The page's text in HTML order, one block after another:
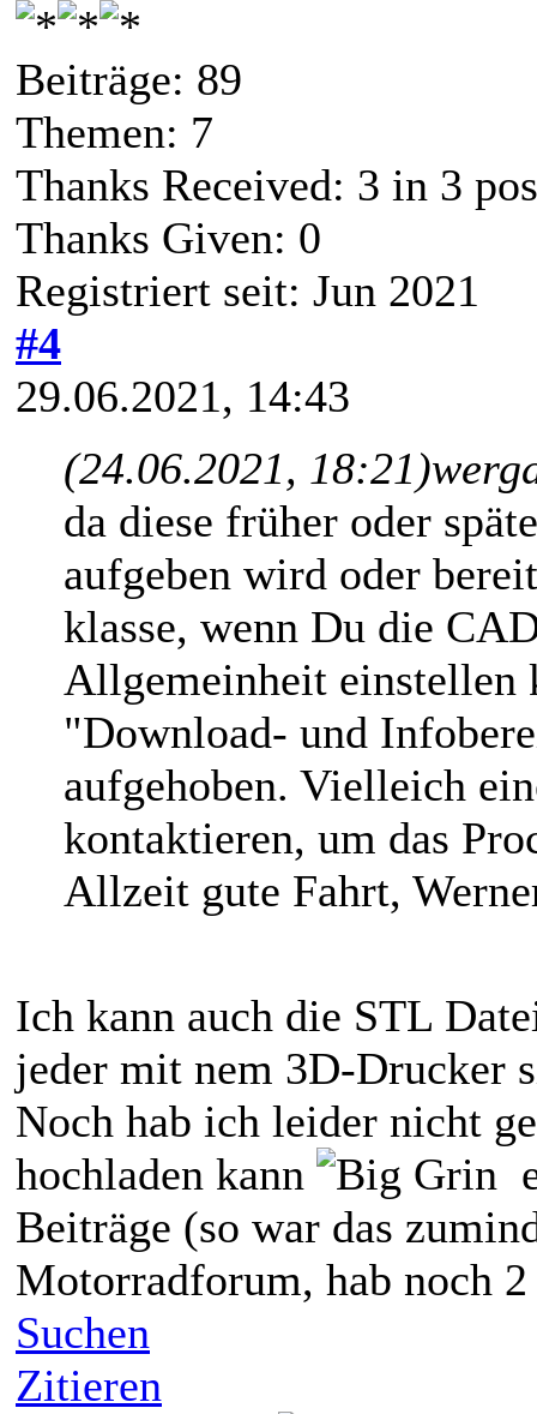
Beiträge: 89
Themen: 7
Thanks Received: 3 in 3
Thanks Given: 0
Registriert seit: Jun 2021
#4
29.06.2021, 14:43
(24.06.2021, 18:21)
da diese früher oder
aufgeben wird oder
klasse, wenn Du die
Allgemeinheit einstellen
"Download- und
aufgehoben. Vielleich
kontaktieren, um das
Allzeit gute Fahrt,
Ich kann auch die STL
jeder mit nem 3D-Drucker
Noch hab ich leider nicht
hochladen kann
Beiträge (so war das
Motorradforum, hab noch 2
Suchen
Zitieren